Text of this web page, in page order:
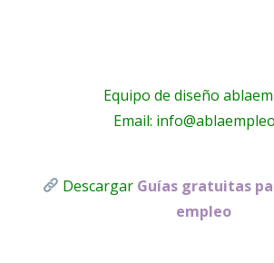
Equipo de diseño
Email:
Descargar Guías gratuitas
empleo